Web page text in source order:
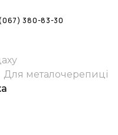
380-83-30
Для металочерепиці